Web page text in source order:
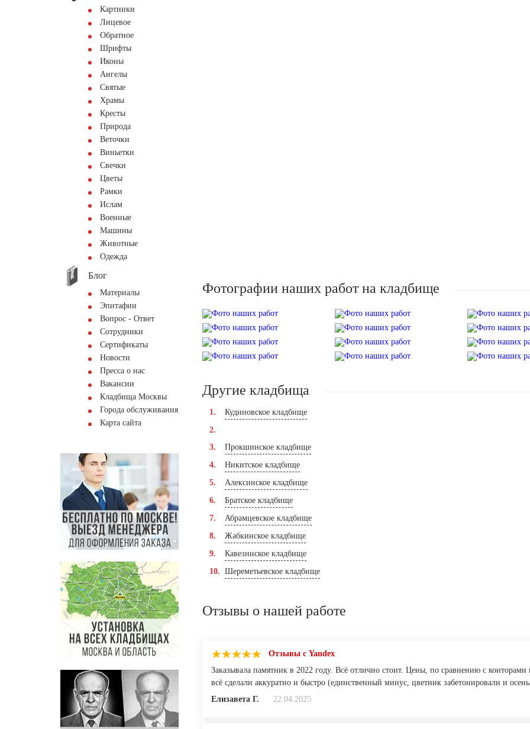
Картинки
Лицевое
Обратное
Шрифты
Иконы
Ангелы
Святые
Храмы
Кресты
Природа
Веточки
Виньетки
Свечки
Цветы
Рамки
Ислам
Военные
Машины
Животные
Одежда
Блог
Материалы
Эпитафии
Вопрос - Ответ
Сотрудники
Сертификаты
Новости
Пресса о нас
Вакансии
Кладбища Москвы
Города обслуживания
Карта сайта
Фотографии наших работ на кладбище
Другие кладбища
Кудиновское кладбище
Прокшинское кладбище
Никитское кладбище
Алексинское кладбище
Братское кладбище
Абрамцевское кладбище
Жабкинское кладбище
Кавезинское кладбище
Шереметьевское кладбище
Отзывы о нашей работе
Отзывы с Yandex
Заказывала памятник в 2022 году. Всё отлично стоит. Цены, по сравнению с
всё сделали аккуратно и быстро (единственный минус, цветник забетонировали и
Елизавета Г.
22.04.2025